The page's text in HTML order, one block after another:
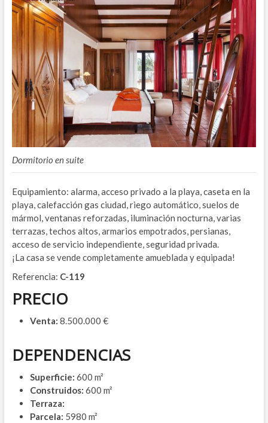
Dormitorio en suite
Equipamiento: alarma, acceso privado a la playa, caseta en la
playa, calefacción gas ciudad, riego automático, suelos de
mármol, ventanas reforzadas, iluminación nocturna, varias
terrazas, techos altos, armarios empotrados, persianas,
acceso de servicio independiente, seguridad privada.
¡La casa se vende completamente amueblada y equipada!
Referencia: C-119
PRECIO
Venta: 8.500.000 €
DEPENDENCIAS
Superficie: 600 m²
Construidos: 600 m²
Terraza:
Parcela: 5980 m²